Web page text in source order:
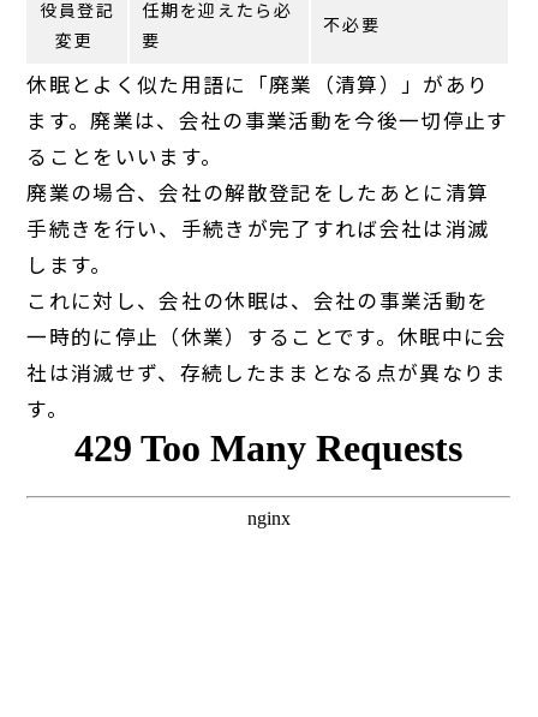
役員登記
変更
任期を迎えたら必
要
不必要
休眠とよく似た用語に「廃業（清算）」があり
ます。廃業は、会社の事業活動を今後一切停止す
ることをいいます。
廃業の場合、会社の解散登記をしたあとに清算
手続きを行い、手続きが完了すれば会社は消滅
します。
これに対し、会社の休眠は、会社の事業活動を
一時的に停止（休業）することです。休眠中に会
社は消滅せず、存続したままとなる点が異なりま
す。